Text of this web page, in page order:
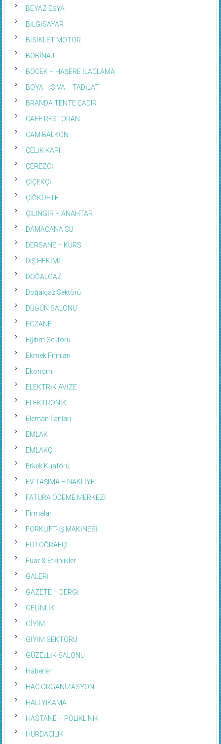
BEYAZ EŞYA
BİLGİSAYAR
BİSİKLET MOTOR
BOBİNAJ
BÖCEK – HAŞERE İLAÇLAMA
BOYA – SIVA – TADİLAT
BRANDA TENTE ÇADIR
CAFE RESTORAN
CAM BALKON
ÇELİK KAPI
ÇEREZCİ
ÇİÇEKÇİ
ÇİĞKÖFTE
ÇİLİNGİR – ANAHTAR
DAMACANA SU
DERSANE – KURS
DIŞ HEKİMİ
DOĞALGAZ
Doğalgaz Sektörü
DÜĞÜN SALONU
ECZANE
Eğitim Sektörü
Ekmek Fırınları
Ekonomi
ELEKTRİK AVİZE
ELEKTRONİK
Eleman İlanları
EMLAK
EMLAKÇI
Erkek Kuaförü
EV TAŞIMA – NAKLİYE
FATURA ÖDEME MERKEZİ
Firmalar
FORKLİFT-İŞ MAKİNESİ
FOTOĞRAFÇI
Fuar & Etkinlikler
GALERİ
GAZETE – DERGİ
GELİNLİK
GİYİM
GİYİM SEKTÖRÜ
GÜZELLİK SALONU
Haberler
HAC ORGANİZASYON
HALI YIKAMA
HASTANE – POLIKLINIK
HURDACILIK